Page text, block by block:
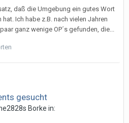
daß die Umgebung ein gutes Wort
hat. Ich habe z.B. nach vielen Jahren
ganz wenige OP´s gefunden, die...
gesucht
s Borke in: